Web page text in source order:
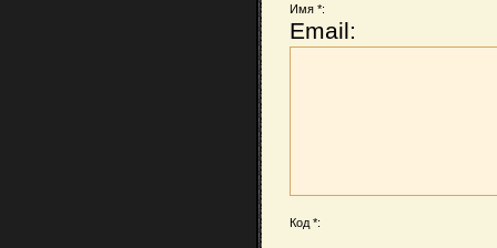
Имя *:
Email:
Код *: